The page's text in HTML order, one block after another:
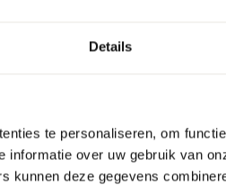
Details
te personaliseren, om
informatie over uw gebruik van
kunnen deze gegevens
Kosten